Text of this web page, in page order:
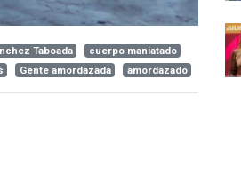
Taboada
cuerpo maniatado
Gente amordazada amordazado